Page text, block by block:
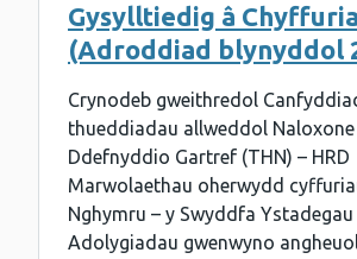
Gysylltiedig â
(Adroddiad blynyddol
Crynodeb gweithredol
thueddiadau allweddol Naloxone
Ddefnyddio Gartref (THN) – HRD
Marwolaethau oherwydd
Nghymru – y Swyddfa
Adolygiadau gwenwyno